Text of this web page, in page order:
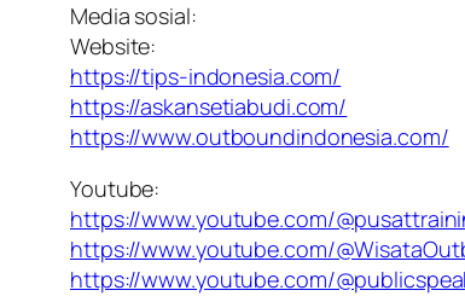
Media sosial:
Website:
https://tips-indonesia.com/
https://askansetiabudi.com/
https://www.outboundindonesia.com/
Youtube:
https://www.youtube.com/
https://www.youtube.com/
https://www.youtube.com/